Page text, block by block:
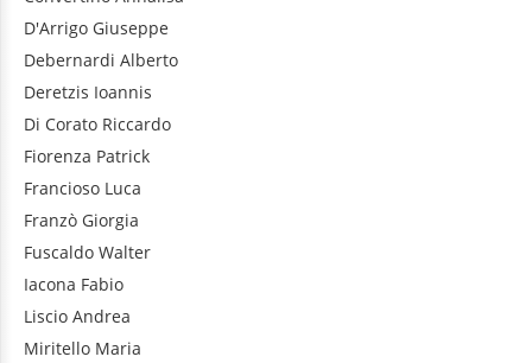
D'Arrigo Giuseppe
Debernardi Alberto
Deretzis Ioannis
Di Corato Riccardo
Fiorenza Patrick
Francioso Luca
Franzò Giorgia
Fuscaldo Walter
Iacona Fabio
Liscio Andrea
Miritello Maria